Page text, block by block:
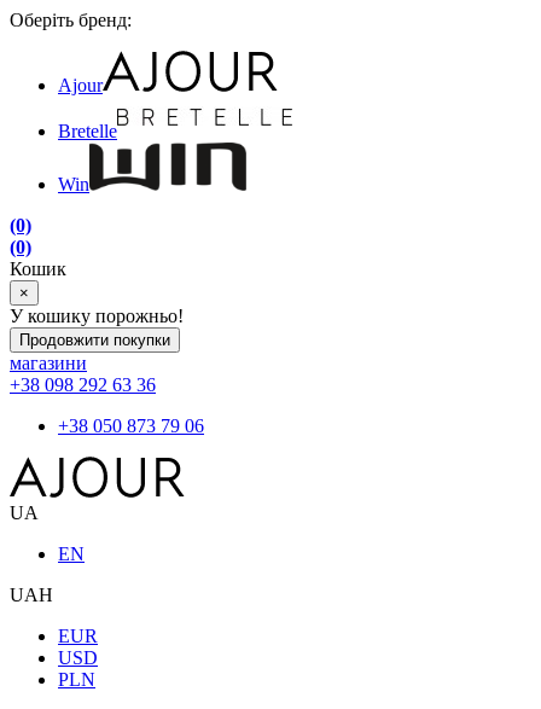
Оберіть бренд:
Ajour
Bretelle
Win
(0)
(0)
Кошик
×
У кошику порожньо!
Продовжити покупки
магазини
+38 098 292 63 36
+38 050 873 79 06
UA
EN
UAH
EUR
USD
PLN